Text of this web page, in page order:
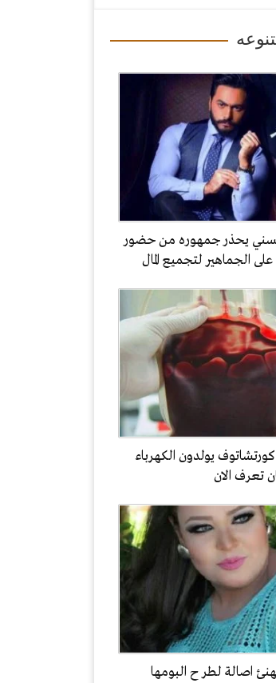
حسني يحذر جمهوره من حضور
الجماهير لتجميع المال
يولدون الكهرباء
تعرف الان
اصالة لطر ح البومها